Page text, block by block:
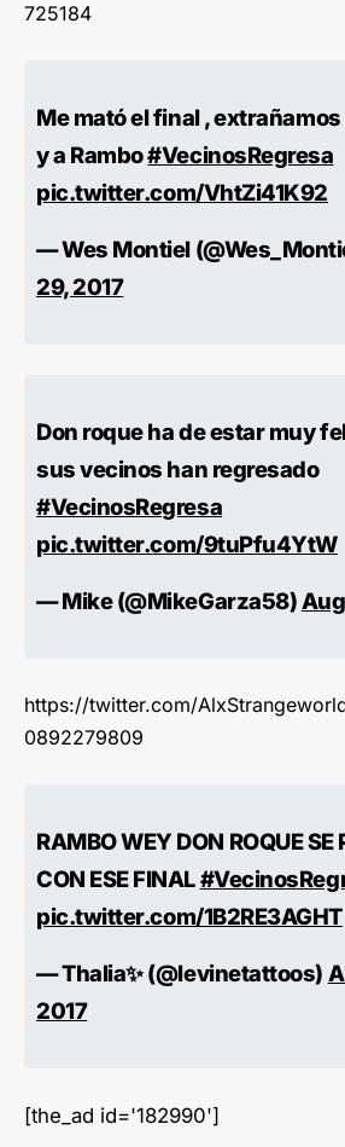
725184
Me mató el final , extrañamos
y a Rambo#VecinosRegresa
pic.twitter.com/VhtZi41K92
— Wes Montiel
29, 2017
Don roque ha de estar muy
sus vecinos han regresado
#VecinosRegresa
pic.twitter.com/9tuPfu4YtW
— Mike (@MikeGarza58)
https://twitter.com/
0892279809
RAMBO WEY DON ROQUE SE
CON ESE FINAL
pic.twitter.com/1B2RE3AGHT
— Thalia✨ (@levinetattoos)
2017
[the_ad id='182990']